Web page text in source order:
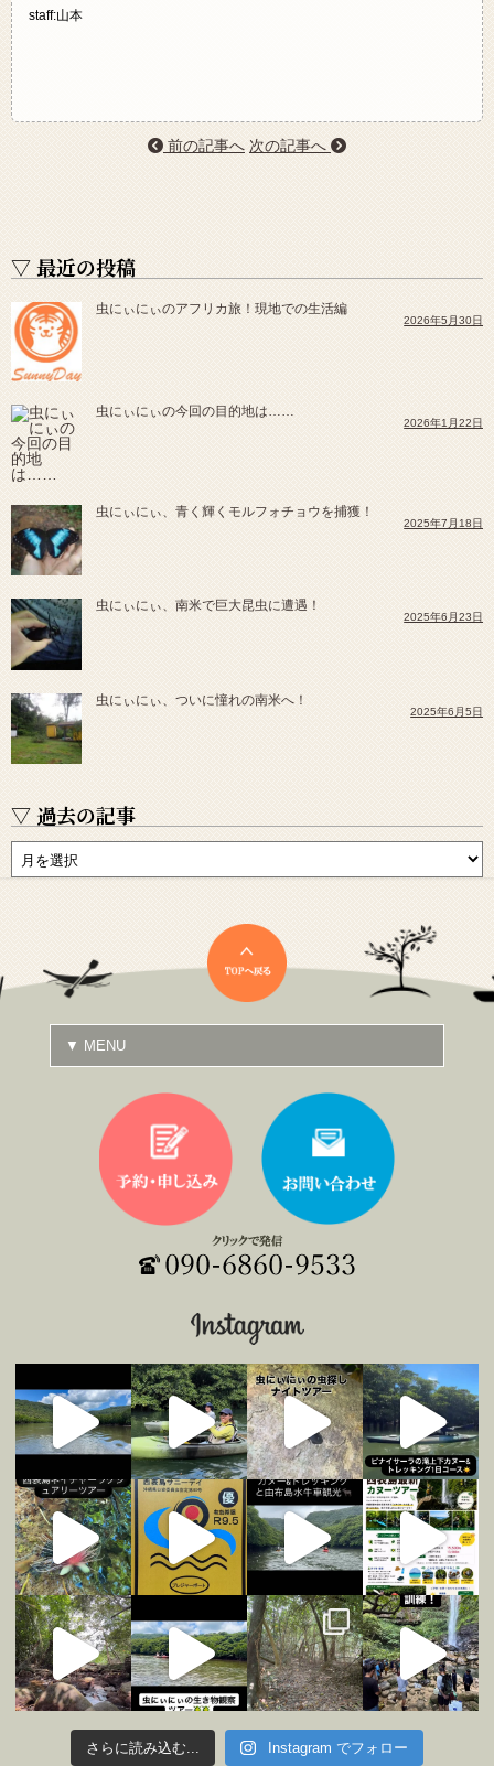
staff:山本
前の記事へ 次の記事へ
▽ 最近の投稿
虫にぃにぃのアフリカ旅！現地での生活編
2026年5月30日
虫にぃにぃの今回の目的地は……
2026年1月22日
虫にぃにぃ、青く輝くモルフォチョウを捕獲！
2025年7月18日
虫にぃにぃ、南米で巨大昆虫に遭遇！
2025年6月23日
虫にぃにぃ、ついに憧れの南米へ！
2025年6月5日
▽ 過去の記事
さらに読み込む... Instagram でフォロー